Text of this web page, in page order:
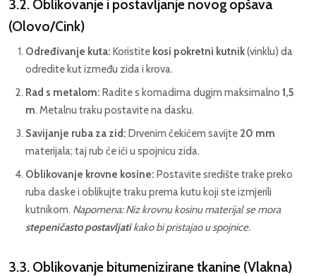
3.2. Oblikovanje i postavljanje novog opšava
(Olovo/Cink)
Određivanje kuta: Koristite kosi pokretni kutnik(vinklu) da
odredite kut između zida i krova.
Rad s metalom: Radite s komadima dugim maksimalno 1,5
m. Metalnu traku postavite na dasku.
Savijanje ruba za zid: Drvenim čekićem savijte 20 mm
materijala; taj rub će ići u spojnicu zida.
Oblikovanje krovne kosine: Postavite središte trake preko
ruba daske i oblikujte traku prema kutu koji ste izmjerili
kutnikom. Napomena: Niz krovnu kosinu materijal se mora
stepeničasto postavljatikako bi pristajao u spojnice.
3.3. Oblikovanje bitumenizirane tkanine (Vlakna)